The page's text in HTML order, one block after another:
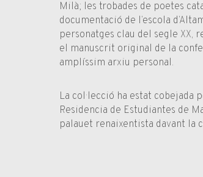
Milà; les trobades de poetes
documentació de l’escola
personatges clau del segle XX,
el manuscrit original de la
amplíssim arxiu personal.
La col·lecció ha estat
Residencia de Estudiantes de
palauet renaixentista davant la